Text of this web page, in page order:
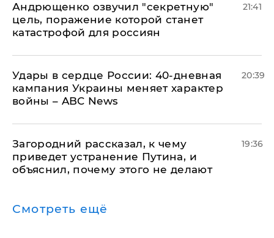
Андрющенко озвучил "секретную"
цель, поражение которой станет
катастрофой для россиян
21:41
Удары в сердце России: 40-дневная
кампания Украины меняет характер
войны – ABC News
20:39
Загородний рассказал, к чему
приведет устранение Путина, и
объяснил, почему этого не делают
19:36
Смотреть ещё